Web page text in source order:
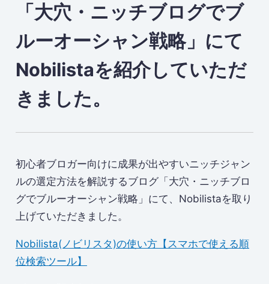
「大穴・ニッチブログでブ
ルーオーシャン戦略」にて
Nobilistaを紹介していただ
きました。
初心者ブロガー向けに成果が出やすいニッチジャン
ルの選定方法を解説するブログ「大穴・ニッチブロ
グでブルーオーシャン戦略」にて、Nobilistaを取り
上げていただきました。
Nobilista(ノビリスタ)の使い方【スマホで使える順
位検索ツール】